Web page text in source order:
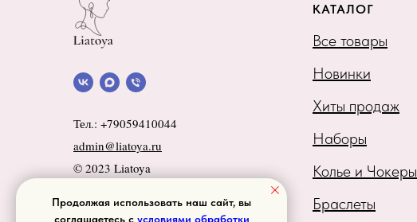
Тел.: +79059410044
admin@liatoya.ru
© 2023 Liatoya
ОГРНИП
323508100097987
КАТАЛОГ
Все товары
Новинки
Хиты продаж
Наборы
Колье и Чокеры
Браслеты
Продолжая использовать наш сайт, вы
соглашаетесь с условиями обработки